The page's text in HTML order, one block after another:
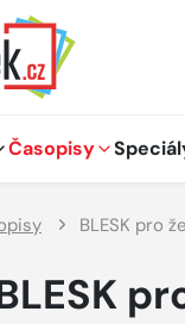
Časopisy
BLESK pro